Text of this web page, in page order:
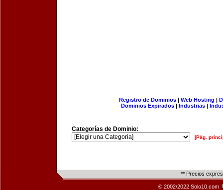
Registro de Dominios| Web Hosting |
Dominios Expirados | Industrias |
Categorías de Dominio:
[Pág.
** Precios
© 2002/2022 Solo10.com